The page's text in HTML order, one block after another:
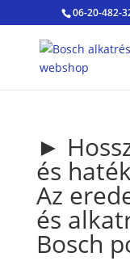
06-20-482-
►
és
Az
és
Bosch